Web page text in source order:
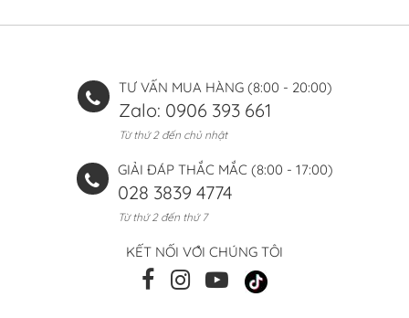
TƯ VẤN MUA HÀNG (8:00 - 20:00)
Zalo: 0906 393 661
Từ thứ 2 đến chủ nhật
GIẢI ĐÁP THẮC MẮC (8:00 - 17:00)
028 3839 4774
Từ thứ 2 đến thứ 7
KẾT NỐI VỚI CHÚNG TÔI